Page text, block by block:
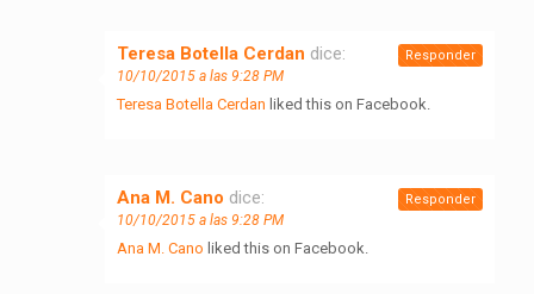
Teresa Botella Cerdan dice:
10/10/2015 a las 9:28 PM
Teresa Botella Cerdan liked this on Facebook.
Responder
Ana M. Cano dice:
10/10/2015 a las 9:28 PM
Ana M. Cano liked this on Facebook.
Responder